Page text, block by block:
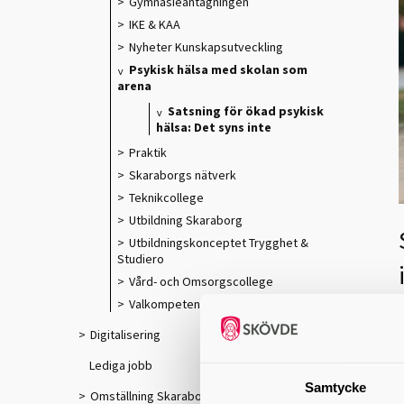
Samtycke
IKE & KAA
Nyheter Kunskapsutveckling
Psykisk hälsa med skolan som
arena
Satsning för ökad psykisk
hälsa: Det syns inte
Praktik
Skaraborgs nätverk
Teknikcollege
Utbildning Skaraborg
Utbildningskonceptet Trygghet &
Studiero
Vård- och Omsorgscollege
Valkompetens
Digitalisering
Lediga jobb
Omställning Skaraborg